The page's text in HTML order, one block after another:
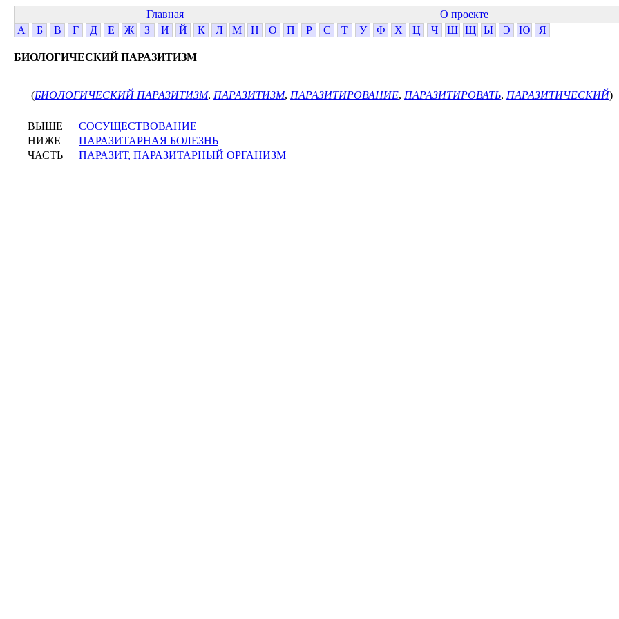
Главная О проекте
А
Б В Г Д Е Ж З И Й К Л М Н О П Р С Т У Ф Х Ц Ч Ш Щ Ы Э Ю Я
БИОЛОГИЧЕСКИЙ ПАРАЗИТИЗМ
(БИОЛОГИЧЕСКИЙ ПАРАЗИТИЗМ, ПАРАЗИТИЗМ, ПАРАЗИТИРОВАНИЕ, ПАРАЗИТИРОВАТЬ, ПАРАЗИТИЧЕСКИЙ)
ВЫШЕ
СОСУЩЕСТВОВАНИЕ
НИЖЕ
ПАРАЗИТАРНАЯ БОЛЕЗНЬ
ЧАСТЬ
ПАРАЗИТ, ПАРАЗИТАРНЫЙ ОРГАНИЗМ